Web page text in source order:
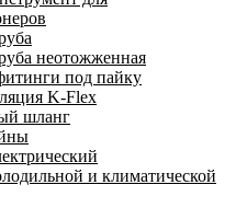
неотожженная
под пайку
K-Flex
шланг
и климатической